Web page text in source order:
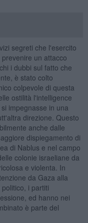
segreti che l'esercito
un attacco
i dubbi sul fatto che
è stato colto
colpevole di questa
ostilità l'intelligence
impegnasse in una
direzione. Questo
anche dalle
dispiegamento di
di Nablus e nel campo
colonie israeliane da
e violenta. In
da Gaza alla
i partiti
ed hanno nei
è parte del